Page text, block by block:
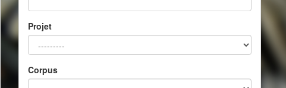
Projet
Corpus